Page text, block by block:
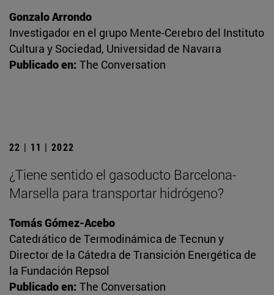
Gonzalo Arrondo
Investigador en el grupo Mente-Cerebro del Instituto
Cultura y Sociedad, Universidad de Navarra
Publicado en: The Conversation
22 | 11 | 2022
¿Tiene sentido el gasoducto Barcelona-
Marsella para transportar hidrógeno?
Tomás Gómez-Acebo
Catedrático de Termodinámica de Tecnun y
Director de la Cátedra de Transición Energética de
la Fundación Repsol
Publicado en: The Conversation